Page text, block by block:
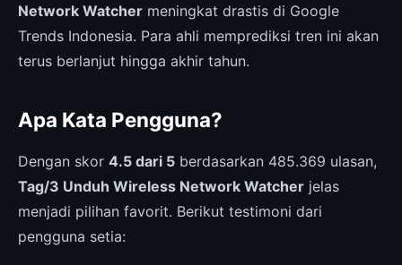
Network Watcher meningkat drastis di Google
Trends Indonesia. Para ahli memprediksi tren ini akan
terus berlanjut hingga akhir tahun.
Apa Kata Pengguna?
Dengan skor 4.5 dari 5 berdasarkan 485.369 ulasan,
Tag/3 Unduh Wireless Network Watcher jelas
menjadi pilihan favorit. Berikut testimoni dari
pengguna setia: